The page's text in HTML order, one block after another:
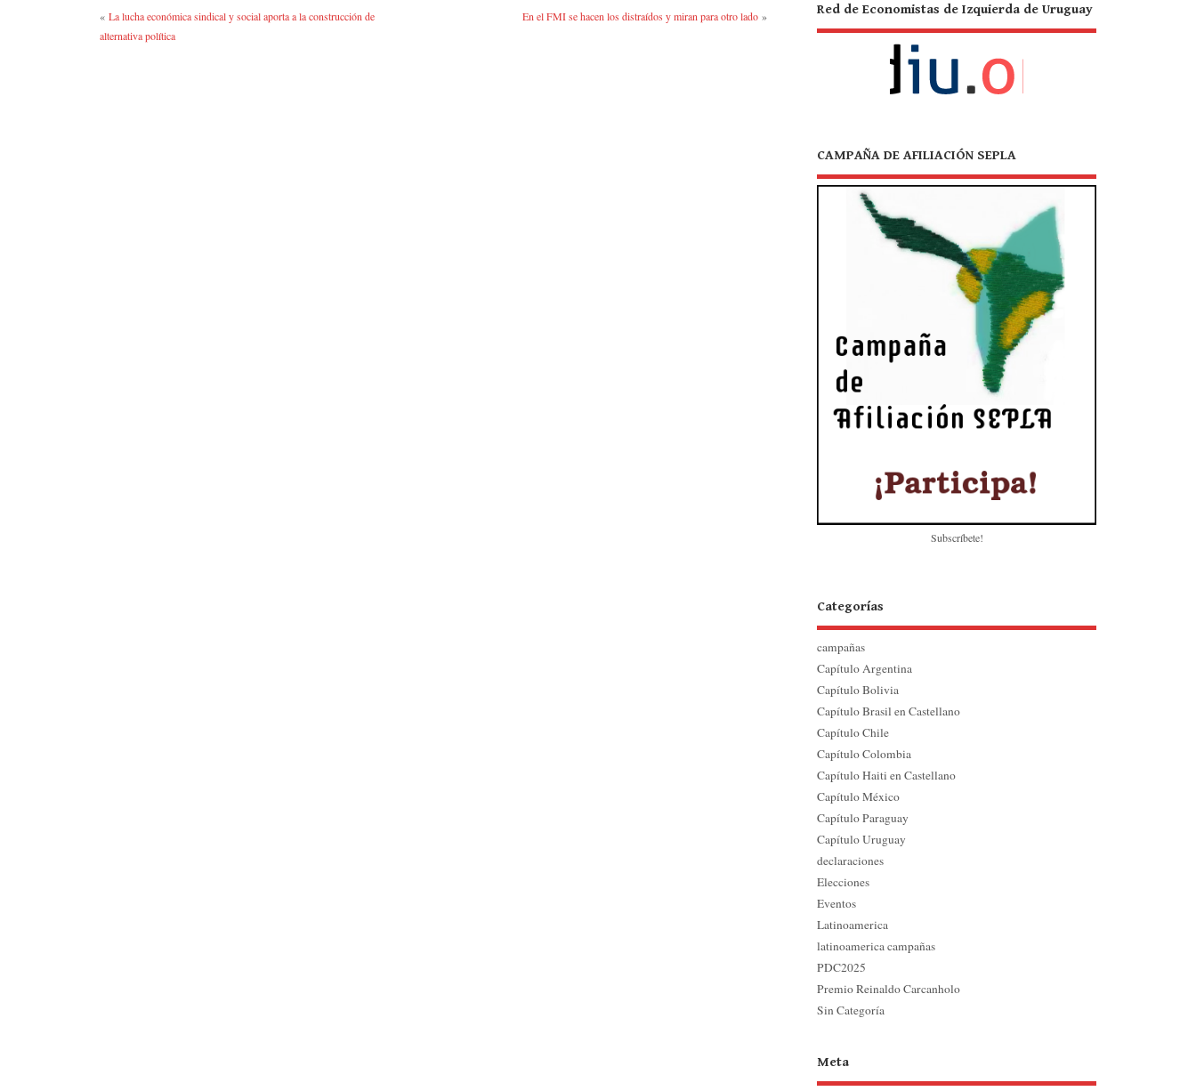
r
« La lucha económica sindical y social aporta a la construcción de
alternativa política
En el FMI se hacen los distraídos y miran para otro lado» Red de Economistas de Izquierda de Uruguay
CAMPAÑA DE AFILIACIÓN SEPLA
Subscríbete!
Categorías
campañas
Capítulo Argentina
Capítulo Bolivia
Capítulo Brasil en Castellano
Capítulo Chile
Capítulo Colombia
Capítulo Haiti en Castellano
Capítulo México
Capítulo Paraguay
Capítulo Uruguay
declaraciones
Elecciones
Eventos
Latinoamerica
latinoamerica campañas
PDC2025
Premio Reinaldo Carcanholo
Sin Categoría
Meta